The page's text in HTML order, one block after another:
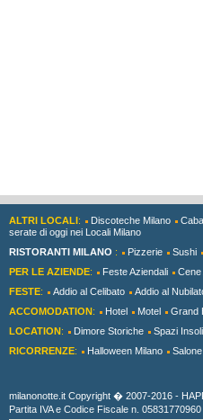
ALTRI LOCALI: Discoteche Milano
serate di oggi nei Locali Milano
RISTORANTI MILANO : Pizzerie Sushi
PER LE AZIENDE: Feste Aziendali Cene
FESTE: Addio al Celibato Addio al
ACCOMODATION: Hotel Motel Grand
LOCATION: Dimore Storiche Spazi
RICORRENZE: Halloween Milano
milanonotte.it Copyright � 2007-2016 -
Partita IVA e Codice Fiscale n.